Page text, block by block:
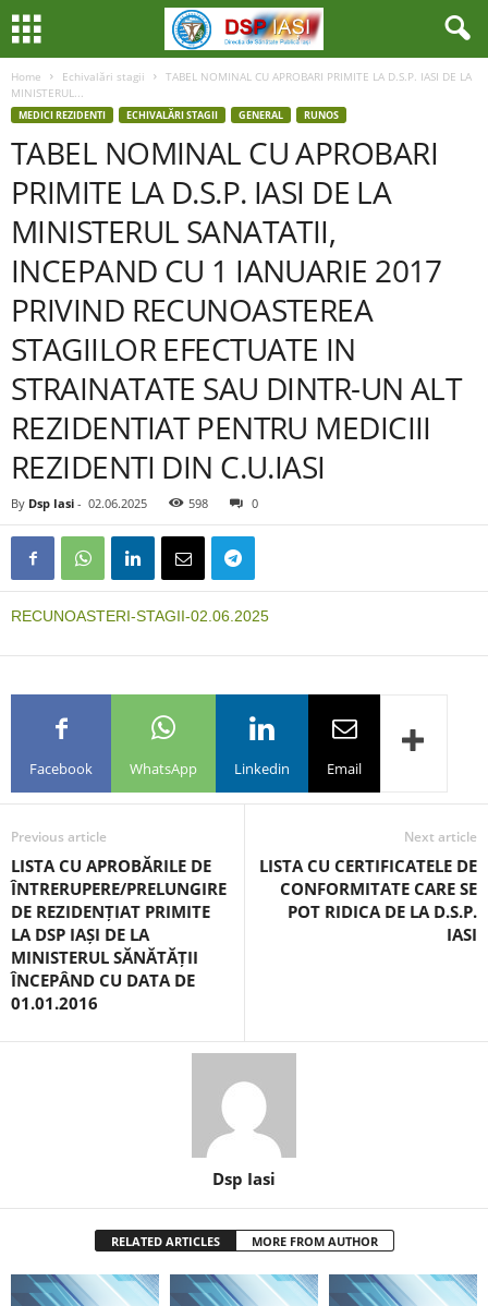
Home Echivalări stagii
TABEL NOMINAL CU APROBARI PRIMITE LA D.S.P. IASI DE LA
MINISTERUL...
MEDICI REZIDENTI ECHIVALĂRI STAGII GENERAL RUNOS
TABEL NOMINAL CU APROBARI
PRIMITE LA D.S.P. IASI DE LA
MINISTERUL SANATATII,
INCEPAND CU 1 IANUARIE 2017
PRIVIND RECUNOASTEREA
STAGIILOR EFECTUATE IN
STRAINATATE SAU DINTR-UN ALT
REZIDENTIAT PENTRU MEDICIII
REZIDENTI DIN C.U.IASI
By Dsp Iasi - 02.06.2025 598 0
RECUNOASTERI-STAGII-02.06.2025
Facebook WhatsApp Linkedin Email
Previous article
LISTA CU APROBĂRILE DE
ÎNTRERUPERE/PRELUNGIRE
DE REZIDENȚIAT PRIMITE
LA DSP IAȘI DE LA
MINISTERUL SĂNĂTĂȚII
ÎNCEPÂND CU DATA DE
01.01.2016
Next article
LISTA CU CERTIFICATELE DE
CONFORMITATE CARE SE
POT RIDICA DE LA D.S.P.
IASI
Dsp Iasi
RELATED ARTICLES MORE FROM AUTHOR